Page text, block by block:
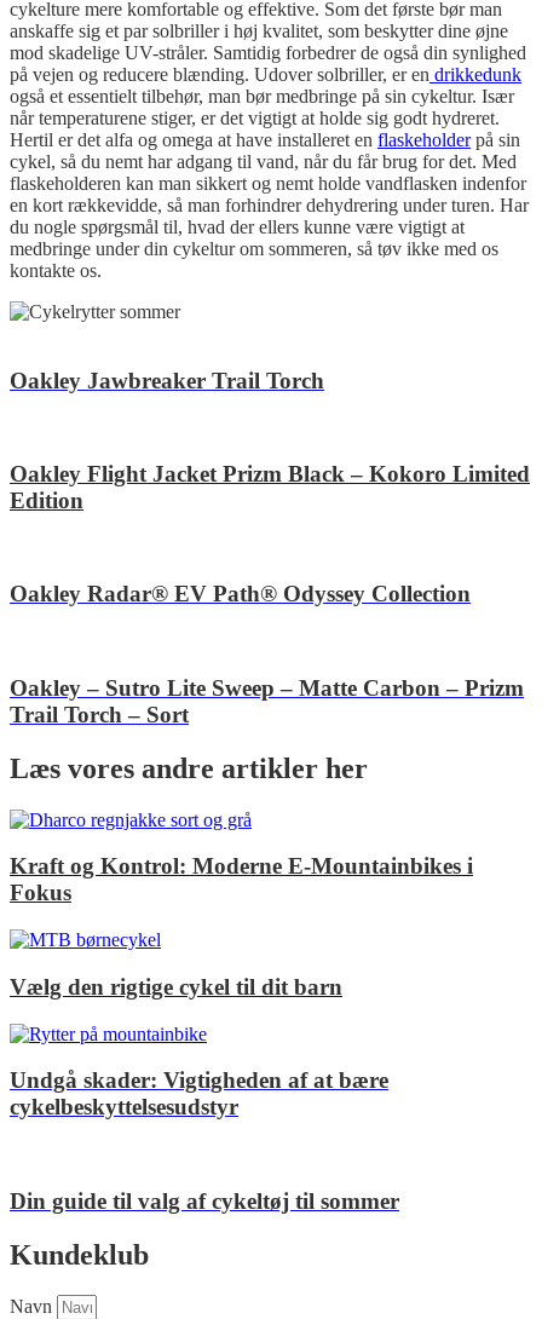
cykelture mere komfortable og effektive. Som det første bør man
anskaffe sig et par solbriller i høj kvalitet, som beskytter dine øjne
mod skadelige UV-stråler. Samtidig forbedrer de også din synlighed
på vejen og reducere blænding. Udover solbriller, er en drikkedunk
også et essentielt tilbehør, man bør medbringe på sin cykeltur. Især
når temperaturene stiger, er det vigtigt at holde sig godt hydreret.
Hertil er det alfa og omega at have installeret en flaskeholderpå sin
cykel, så du nemt har adgang til vand, når du får brug for det. Med
flaskeholderen kan man sikkert og nemt holde vandflasken indenfor
en kort rækkevidde, så man forhindrer dehydrering under turen. Har
du nogle spørgsmål til, hvad der ellers kunne være vigtigt at
medbringe under din cykeltur om sommeren, så tøv ikke med os
kontakte os.
Oakley Jawbreaker Trail Torch
Oakley Flight Jacket Prizm Black – Kokoro Limited
Edition
Oakley Radar® EV Path® Odyssey Collection
Oakley – Sutro Lite Sweep – Matte Carbon – Prizm
Trail Torch – Sort
Læs vores andre artikler her
Kraft og Kontrol: Moderne E-Mountainbikes i
Fokus
Vælg den rigtige cykel til dit barn
Undgå skader: Vigtigheden af at bære
cykelbeskyttelsesudstyr
Din guide til valg af cykeltøj til sommer
Kundeklub
Navn